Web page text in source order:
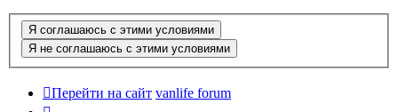
Перейти на сайт vanlife forum